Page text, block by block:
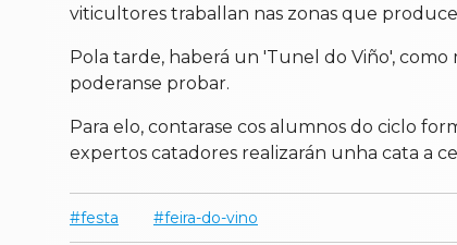
viticultores traballan nas zonas que
Pola tarde, haberá un 'Tunel do Viño', como
poderanse probar.
Para elo, contarase cos alumnos do ciclo
expertos catadores realizarán unha cata a
festa feira-do-vino